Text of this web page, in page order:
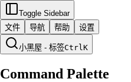
Toggle Sidebar
文件
导航 帮助 设置
小黑屋 - 标签CtrlK
Command Palette